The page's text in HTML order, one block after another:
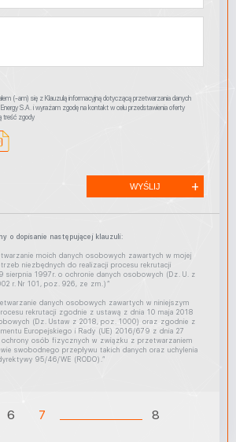
(-am) się z Klauzulą informacyjną dotyczącą przetwarzania danych
S.A. i wyrażam zgodę na kontakt w celu przedstawienia oferty
treść zgody
o dopisanie następującej klauzuli:
moich danych osobowych zawartych w mojej
niezbędnych do realizacji procesu rekrutacji
sierpnia 1997r. o ochronie danych osobowych (Dz. U. z
r. Nr 101, poz. 926, ze zm.)”
danych osobowych zawartych w niniejszym
rekrutacji zgodnie z ustawą z dnia 10 maja 2018
(Dz. Ustaw z 2018, poz. 1000) oraz zgodnie z
Europejskiego i Rady (UE) 2016/679 z dnia 27
ochrony osób fizycznych w związku z przetwarzaniem
swobodnego przepływu takich danych oraz uchylenia
95/46/WE (RODO).”
6 7 8